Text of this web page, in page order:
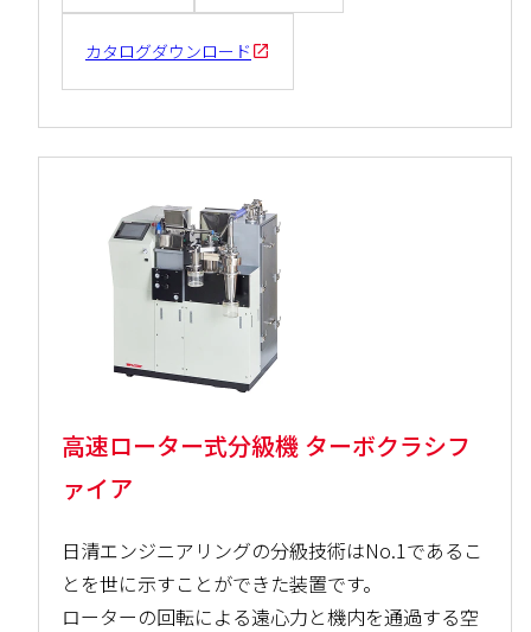
カタログダウンロード
高速ローター式分級機 ターボクラシフ
ァイア
日清エンジニアリングの分級技術はNo.1であるこ
とを世に示すことができた装置です。
ローターの回転による遠心力と機内を通過する空